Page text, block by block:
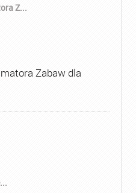
Z...
Zabaw dla